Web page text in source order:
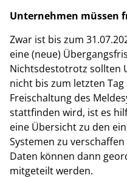
Unternehmen müssen
Zwar ist bis zum
eine (neue)
Nichtsdestotrotz sollten
nicht bis zum letzten
Freischaltung des
stattfinden wird, ist es
eine Übersicht zu den
Systemen zu
Daten können dann
mitgeteilt werden.